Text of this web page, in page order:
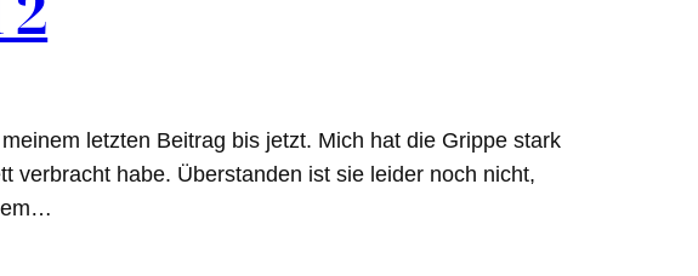
letzten Beitrag bis jetzt. Mich hat die Grippe stark
verbracht habe. Überstanden ist sie leider noch nicht,